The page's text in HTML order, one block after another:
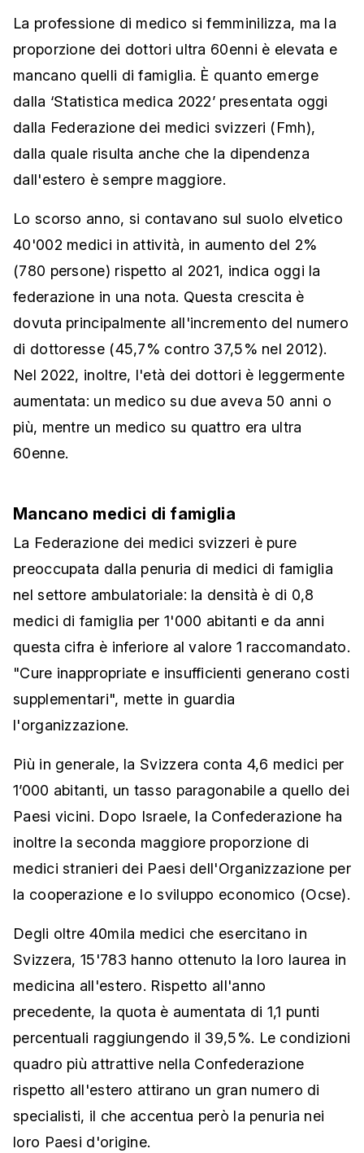
La professione di medico si femminilizza, ma la
proporzione dei dottori ultra 60enni è elevata e
mancano quelli di famiglia. È quanto emerge
dalla ‘Statistica medica 2022’ presentata oggi
dalla Federazione dei medici svizzeri (Fmh),
dalla quale risulta anche che la dipendenza
dall'estero è sempre maggiore.
Lo scorso anno, si contavano sul suolo elvetico
40'002 medici in attività, in aumento del 2%
(780 persone) rispetto al 2021, indica oggi la
federazione in una nota. Questa crescita è
dovuta principalmente all'incremento del numero
di dottoresse (45,7% contro 37,5% nel 2012).
Nel 2022, inoltre, l'età dei dottori è leggermente
aumentata: un medico su due aveva 50 anni o
più, mentre un medico su quattro era ultra
60enne.
Mancano medici di famiglia
La Federazione dei medici svizzeri è pure
preoccupata dalla penuria di medici di famiglia
nel settore ambulatoriale: la densità è di 0,8
medici di famiglia per 1'000 abitanti e da anni
questa cifra è inferiore al valore 1 raccomandato.
"Cure inappropriate e insufficienti generano costi
supplementari", mette in guardia
l'organizzazione.
Più in generale, la Svizzera conta 4,6 medici per
1’000 abitanti, un tasso paragonabile a quello dei
Paesi vicini. Dopo Israele, la Confederazione ha
inoltre la seconda maggiore proporzione di
medici stranieri dei Paesi dell'Organizzazione per
la cooperazione e lo sviluppo economico (Ocse).
Degli oltre 40mila medici che esercitano in
Svizzera, 15'783 hanno ottenuto la loro laurea in
medicina all'estero. Rispetto all'anno
precedente, la quota è aumentata di 1,1 punti
percentuali raggiungendo il 39,5%. Le condizioni
quadro più attrattive nella Confederazione
rispetto all'estero attirano un gran numero di
specialisti, il che accentua però la penuria nei
loro Paesi d'origine.